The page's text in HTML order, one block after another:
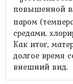
повышенной
паром
средами,
Как итог,
долгое время
внешний вид.